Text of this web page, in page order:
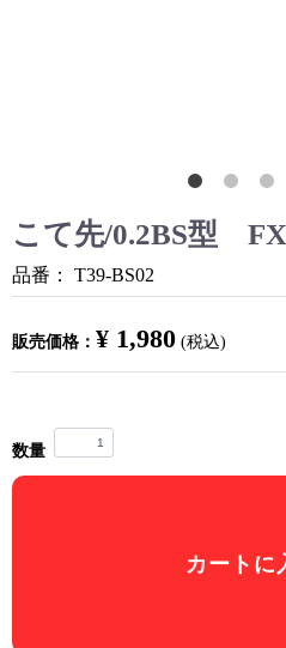
こて先/0.2BS型
品番： T39-BS02
販売価格： ¥ 1,980 (税込)
数量
カートに